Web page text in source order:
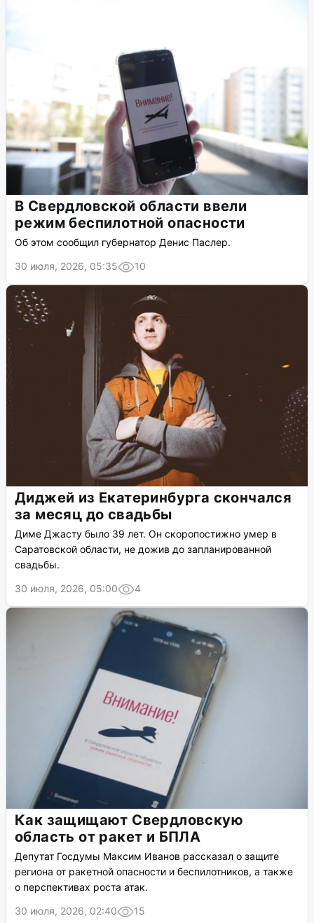
В Свердловской области ввели
режим беспилотной опасности
Об этом сообщил губернатор Денис Паслер.
30 июля, 2026, 05:35
10
Диджей из Екатеринбурга скончался
за месяц до свадьбы
Диме Джасту было 39 лет. Он скоропостижно умер в
Саратовской области, не дожив до запланированной
свадьбы.
30 июля, 2026, 05:00
4
Как защищают Свердловскую
область от ракет и БПЛА
Депутат Госдумы Максим Иванов рассказал о защите
региона от ракетной опасности и беспилотников, а также
о перспективах роста атак.
30 июля, 2026, 02:40
15